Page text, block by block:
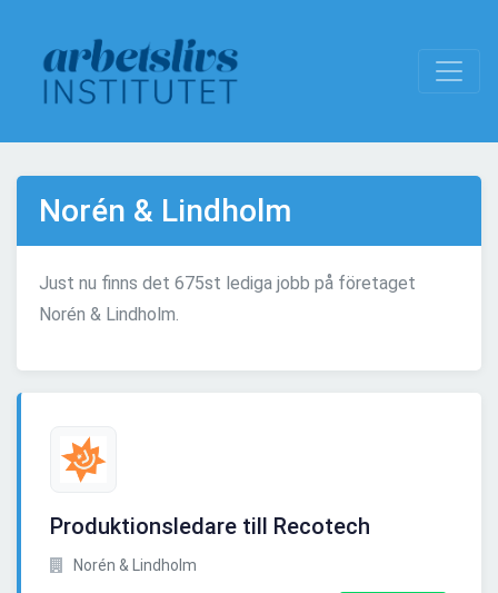
Norén & Lindholm
Just nu finns det 675st lediga jobb på företaget
Norén & Lindholm.
Produktionsledare till Recotech
Norén & Lindholm